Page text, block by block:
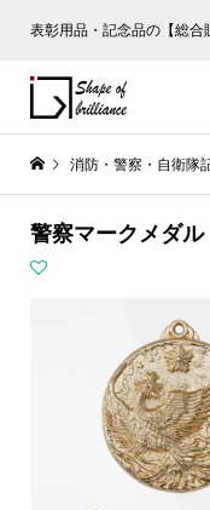
表彰用品・記念品の【総合
消防・警察・自衛隊
警察マークメダ